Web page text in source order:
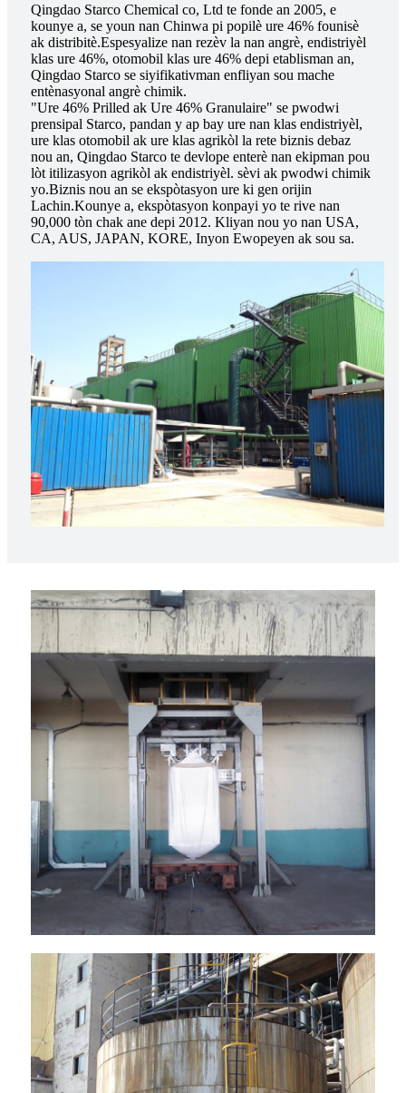
Qingdao Starco Chemical co, Ltd te fonde an 2005, e
kounye a, se youn nan Chinwa pi popilè ure 46% founisè
ak distribitè.Espesyalize nan rezèv la nan angrè, endistriyèl
klas ure 46%, otomobil klas ure 46% depi etablisman an,
Qingdao Starco se siyifikativman enfliyan sou mache
entènasyonal angrè chimik.
"Ure 46% Prilled ak Ure 46% Granulaire" se pwodwi
prensipal Starco, pandan y ap bay ure nan klas endistriyèl,
ure klas otomobil ak ure klas agrikòl la rete biznis debaz
nou an, Qingdao Starco te devlope enterè nan ekipman pou
lòt itilizasyon agrikòl ak endistriyèl. sèvi ak pwodwi chimik
yo.Biznis nou an se ekspòtasyon ure ki gen orijin
Lachin.Kounye a, ekspòtasyon konpayi yo te rive nan
90,000 tòn chak ane depi 2012. Kliyan nou yo nan USA,
CA, AUS, JAPAN, KORE, Inyon Ewopeyen ak sou sa.